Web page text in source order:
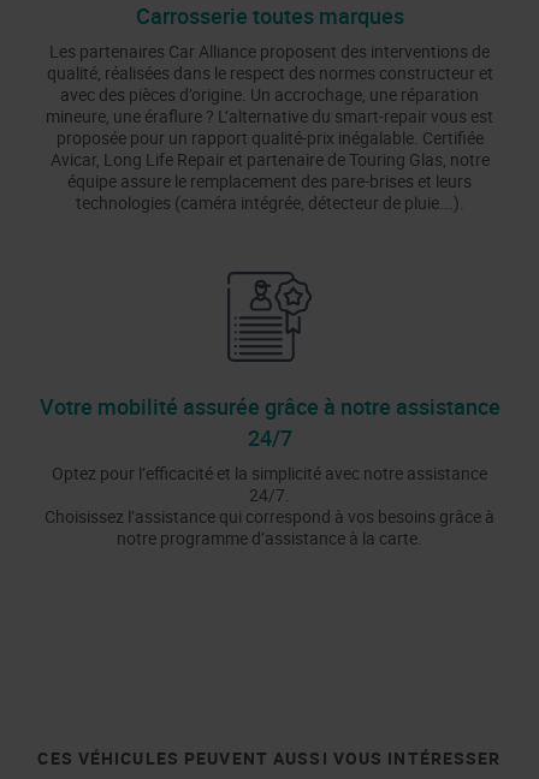
Carrosserie toutes marques
Les partenaires Car Alliance proposent des interventions de
qualité, réalisées dans le respect des normes constructeur et
avec des pièces d’origine. Un accrochage, une réparation
mineure, une éraflure ? L’alternative du smart-repair vous est
proposée pour un rapport qualité-prix inégalable. Certifiée
Avicar, Long Life Repair et partenaire de Touring Glas, notre
équipe assure le remplacement des pare-brises et leurs
technologies (caméra intégrée, détecteur de pluie...).
Votre mobilité assurée grâce à notre assistance
24/7
Optez pour l’efficacité et la simplicité avec notre assistance
24/7.
Choisissez l’assistance qui correspond à vos besoins grâce à
notre programme d’assistance à la carte.
CES VÉHICULES PEUVENT AUSSI VOUS INTÉRESSER